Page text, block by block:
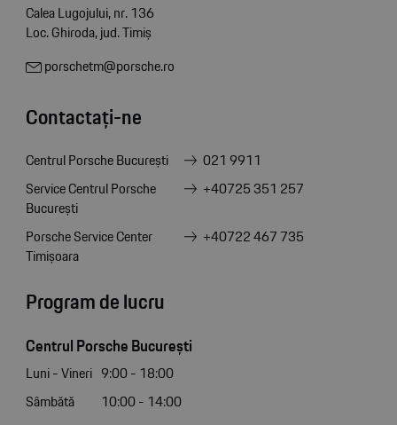
Calea Lugojului, nr. 136
Loc. Ghiroda, jud. Timiș
porschetm@porsche.ro
Contactați-ne
Centrul Porsche București
021 9911
Service Centrul Porsche
București
+40725 351 257
Porsche Service Center
Timișoara
+40722 467 735
Program de lucru
Centrul Porsche București
Luni - Vineri 9:00 - 18:00
Sâmbătă
10:00 - 14:00